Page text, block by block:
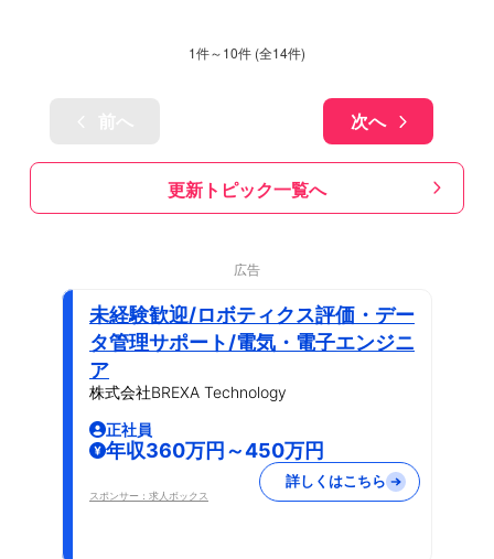
1件～10件 (全14件)
次へ
更新トピック一覧へ
広告
未経験歓迎/ロボティクス評価・デー
タ管理サポート/電気・電子エンジニ
ア
株式会社BREXA Technology
正社員
年収360万円～450万円
スポンサー：求人ボックス
詳しくはこちら